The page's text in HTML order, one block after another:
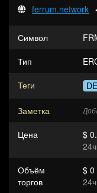
ferrum.network
Символ
Тип
Теги
Заметка
Цена
$
24ч
Объём
торгов
$ 0
24ч